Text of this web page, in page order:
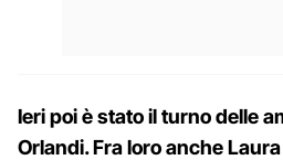
Ieri poi è stato il turno delle
Orlandi. Fra loro anche